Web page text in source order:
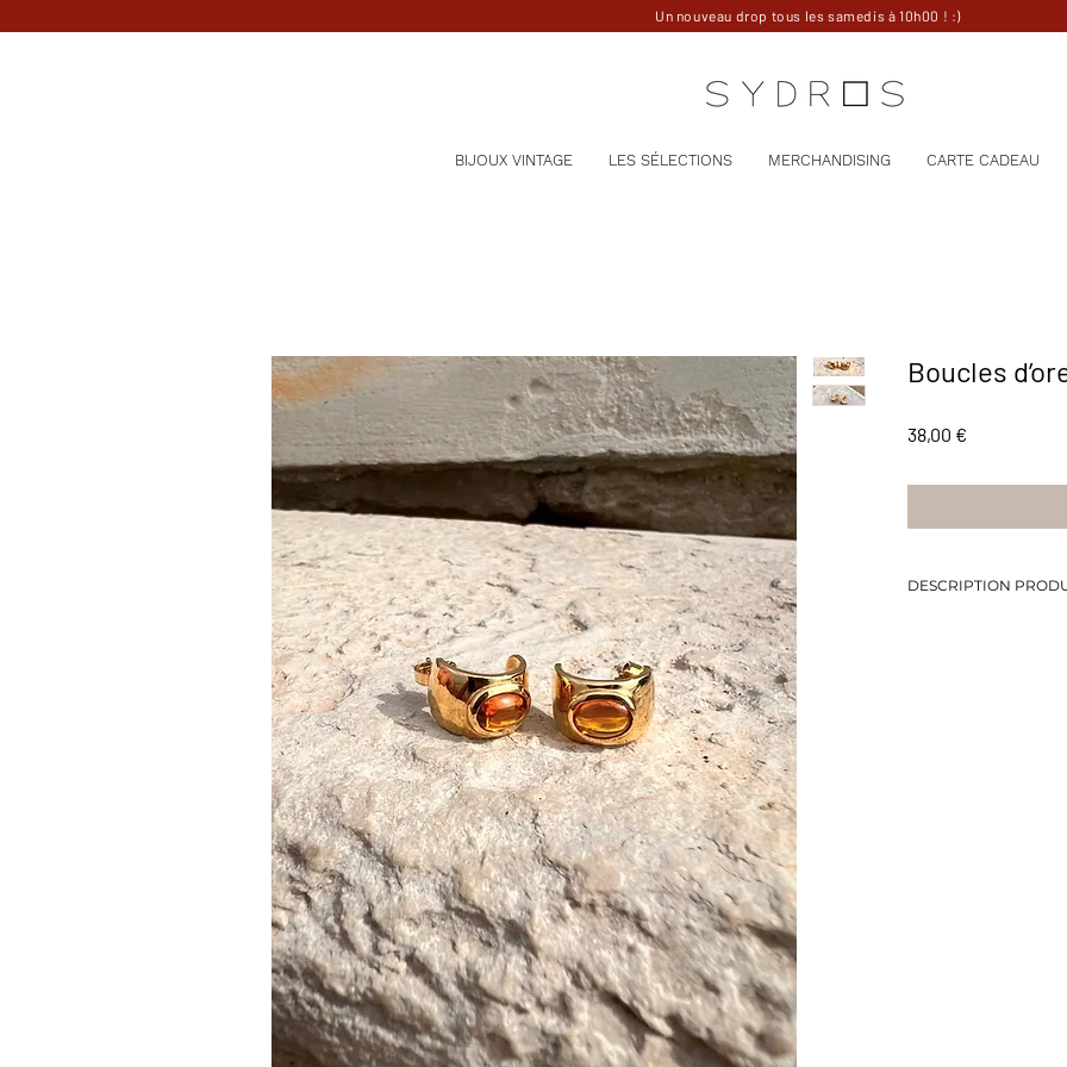
Un nouveau drop tous les samedis à 10h00 ! :)
BIJOUX VINTAGE LES SÉLECTIONS MERCHANDISING CARTE CADEAU
Boucles
38,00 €
DESCRIPTION